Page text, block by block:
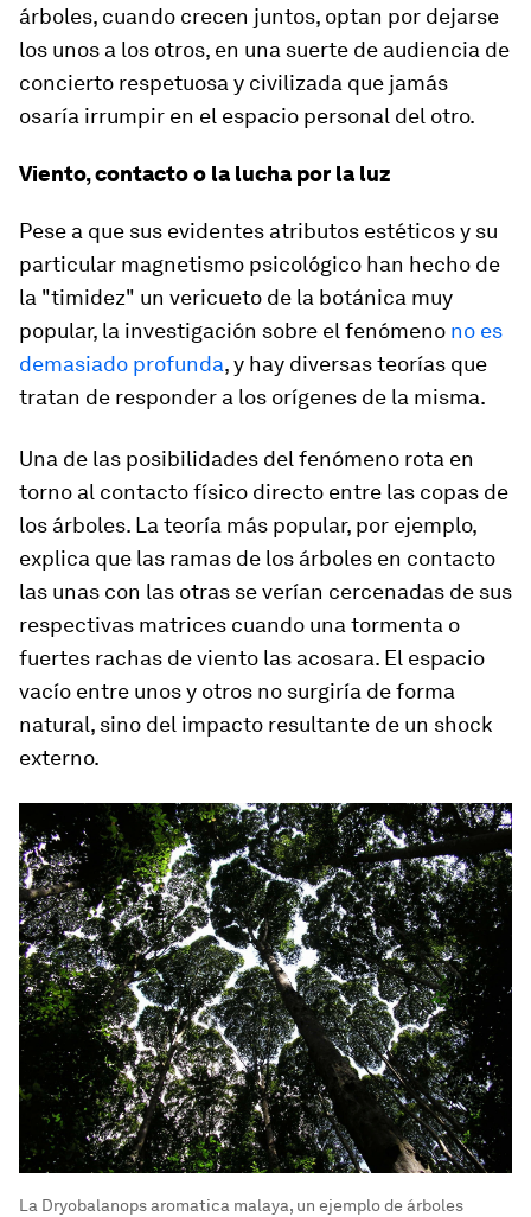
árboles, cuando crecen juntos, optan por dejarse
los unos a los otros, en una suerte de audiencia de
concierto respetuosa y civilizada que jamás
osaría irrumpir en el espacio personal del otro.
Viento, contacto o la lucha por la luz
Pese a que sus evidentes atributos estéticos y su
particular magnetismo psicológico han hecho de
la "timidez" un vericueto de la botánica muy
popular, la investigación sobre el fenómeno no es
demasiado profunda, y hay diversas teorías que
tratan de responder a los orígenes de la misma.
Una de las posibilidades del fenómeno rota en
torno al contacto físico directo entre las copas de
los árboles. La teoría más popular, por ejemplo,
explica que las ramas de los árboles en contacto
las unas con las otras se verían cercenadas de sus
respectivas matrices cuando una tormenta o
fuertes rachas de viento las acosara. El espacio
vacío entre unos y otros no surgiría de forma
natural, sino del impacto resultante de un shock
externo.
La Dryobalanops aromatica malaya, un ejemplo de árboles